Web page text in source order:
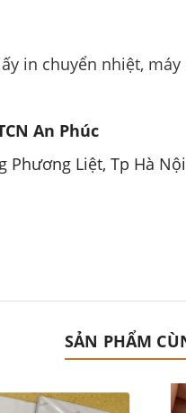
in chuyển nhiệt,
An Phúc
Phương Liệt, Tp Hà Nội
SẢN PHẨM